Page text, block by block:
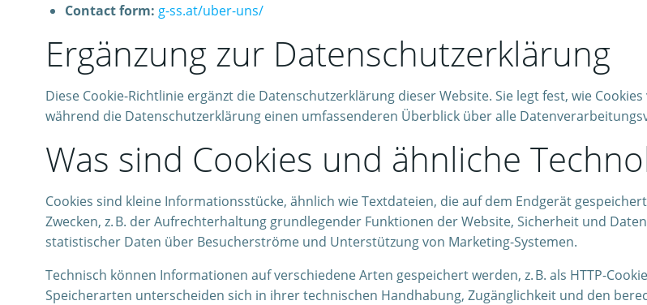
Contact form: g-ss.at/uber-uns/
Ergänzung zur Datenschutzerklärung
Diese Cookie-Richtlinie ergänzt die Datenschutzerklärung dieser Website. Sie legt fest, wie
während die Datenschutzerklärung einen umfassenderen Überblick über alle
Was sind Cookies und ähnliche
Cookies sind kleine Informationsstücke, ähnlich wie Textdateien, die auf dem Endgerät
Zwecken, z. B. der Aufrechterhaltung grundlegender Funktionen der Website, Sicherheit und
statistischer Daten über Besucherströme und Unterstützung von Marketing-Systemen.
Technisch können Informationen auf verschiedene Arten gespeichert werden, z. B. als HTTP-
Speicherarten unterscheiden sich in ihrer technischen Handhabung, Zugänglichkeit und den